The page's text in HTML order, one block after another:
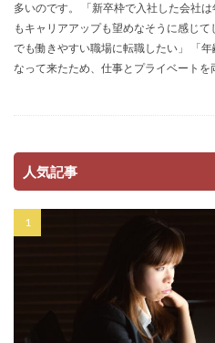
多いのです。 「新卒枠で入社した会社
もキャリアアップも望めなそうに感じ
でも働きやすい職場に転職したい」 「
なって来たため、仕事とプライベート
人気記事